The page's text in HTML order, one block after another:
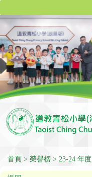
首頁 榮譽榜 23-24 年度